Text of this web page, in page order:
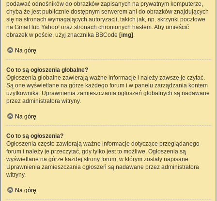
podawać odnośników do obrazków zapisanych na prywatnym komputerze,
chyba że jest publicznie dostępnym serwerem ani do obrazków znajdujących
się na stronach wymagających autoryzacji, takich jak, np. skrzynki pocztowe
na Gmail lub Yahoo! oraz stronach chronionych hasłem. Aby umieścić
obrazek w poście, użyj znacznika BBCode [img] .
Na górę
Co to są ogłoszenia globalne?
Ogłoszenia globalne zawierają ważne informacje i należy zawsze je czytać.
Są one wyświetlane na górze każdego forum i w panelu zarządzania kontem
użytkownika. Uprawnienia zamieszczania ogłoszeń globalnych są nadawane
przez administratora witryny.
Na górę
Co to są ogłoszenia?
Ogłoszenia często zawierają ważne informacje dotyczące przeglądanego
forum i należy je przeczytać, gdy tylko jest to możliwe. Ogłoszenia są
wyświetlane na górze każdej strony forum, w którym zostały napisane.
Uprawnienia zamieszczania ogłoszeń są nadawane przez administratora
witryny.
Na górę